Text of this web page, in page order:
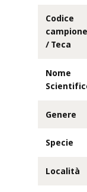
Codice
campione
/ Teca
Nome
Genere
Specie
Località